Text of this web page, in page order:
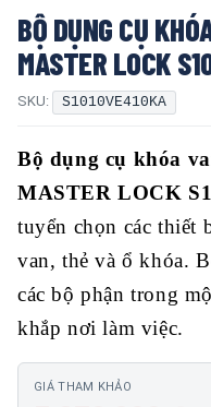
BỘ DỤNG CỤ
MASTER LOCK
SKU: S1010VE410KA
Bộ dụng cụ khóa
MASTER LOCK
tuyển chọn các thiết
van, thẻ và ổ khóa.
các bộ phận trong
khắp nơi làm việc.
GIÁ THAM KHẢO